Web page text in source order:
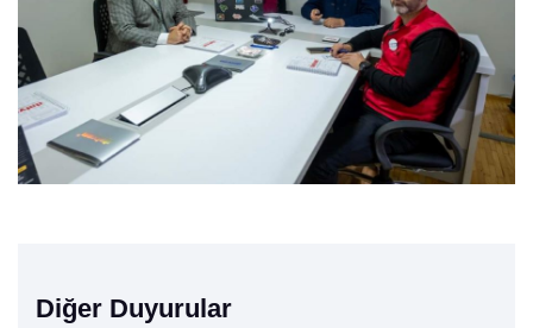
Diğer Duyurular